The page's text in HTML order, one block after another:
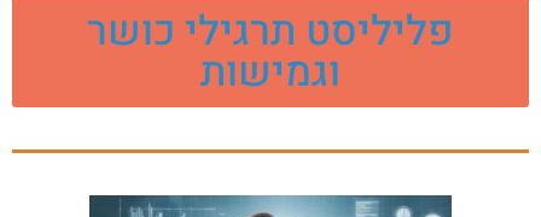
פליליסט תרגילי כושר
וגמישות